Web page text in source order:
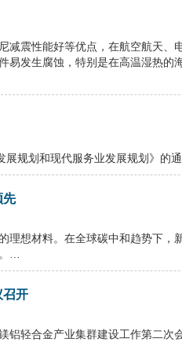
减震性能好等优点，在航空航天、
易发生腐蚀，特别是在高温湿热的
展规划和现代服务业发展规划》的
先
理想材料。在全球碳中和趋势下，
…
召开
铝轻合金产业集群建设工作第二次